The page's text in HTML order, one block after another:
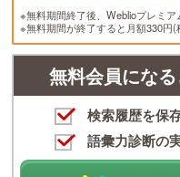
※無料期間終了後、Weblioプレミア
※無料期間が終了すると月額330円(
無料会員にな
検索履歴を保
語彙力診断の